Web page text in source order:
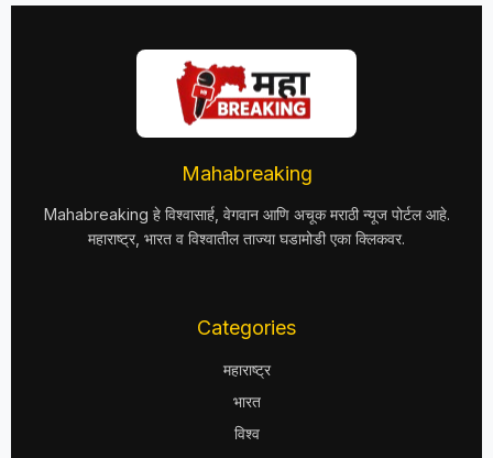
Mahabreaking
Mahabreaking हे विश्वासार्ह, वेगवान आणि अचूक मराठी न्यूज पोर्टल आहे.
महाराष्ट्र, भारत व विश्वातील ताज्या घडामोडी एका क्लिकवर.
Categories
महाराष्ट्र
भारत
विश्व